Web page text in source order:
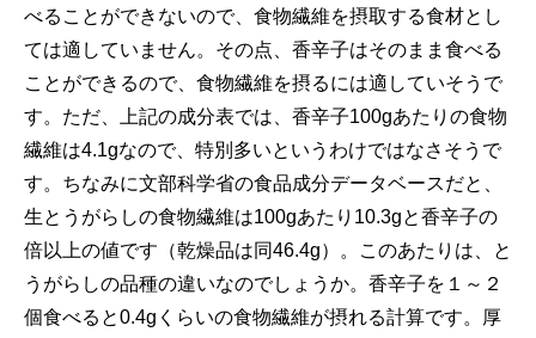
べることができないので、食物繊維を摂取する食材とし
ては適していません。その点、香辛子はそのまま食べる
ことができるので、食物繊維を摂るには適していそうで
す。ただ、上記の成分表では、香辛子100gあたりの食物
繊維は4.1gなので、特別多いというわけではなさそうで
す。ちなみに文部科学省の食品成分データベースだと、
生とうがらしの食物繊維は100gあたり10.3gと香辛子の
倍以上の値です（乾燥品は同46.4g）。このあたりは、と
うがらしの品種の違いなのでしょうか。香辛子を１～２
個食べると0.4gくらいの食物繊維が摂れる計算です。厚